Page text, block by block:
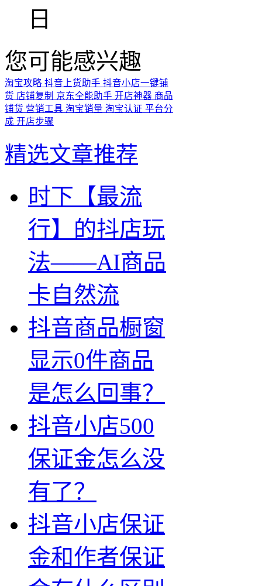
日
您可能感兴趣
淘宝攻略 抖音上货助手 抖音小店一键铺
货 店铺复制 京东全能助手 开店神器 商品
铺货 营销工具 淘宝销量 淘宝认证 平台分
成 开店步骤
精选文章推荐
时下【最流
行】的抖店玩
法——AI商品
卡自然流
抖音商品橱窗
显示0件商品
是怎么回事？
抖音小店500
保证金怎么没
有了？
抖音小店保证
金和作者保证